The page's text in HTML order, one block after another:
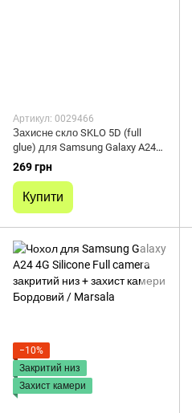
Артикул: 0029466
Захисне скло SKLO 5D (full
glue) для Samsung Galaxy A24
4G (Чорний)
269 грн
Купити
−10%
Закритий низ
Захист камери